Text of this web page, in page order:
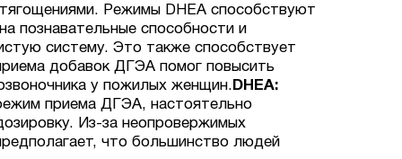
Режимы DHEA способствуют
познавательные способности и
систему. Это также способствует
добавок ДГЭА помог повысить
у пожилых женщин. DHEA:
приема ДГЭА, настоятельно
Из-за неопровержимых
что большинство людей